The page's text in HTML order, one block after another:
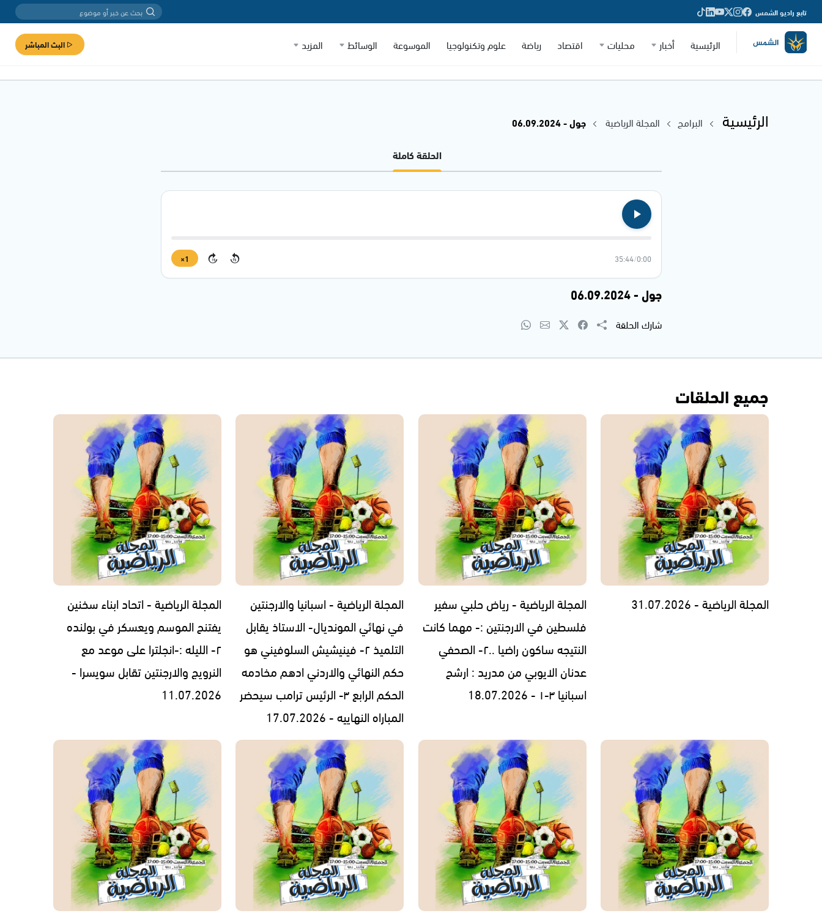
تابع راديو الشمس
الرئيسية أخبار محليات اقتصاد رياضة علوم وتكنولوجيا الموسوعة الوسائط المزيد البث المباشر
الرئيسية البرامج المجلة الرياضية
جول - 06.09.2024
الحلقة كاملة
0:00
/
35:44
15
15
1×
جول - 06.09.2024
شارك الحلقة
جميع الحلقات
المجلة الرياضية - 31.07.2026
المجلة الرياضية - رياض حلبي سفير
فلسطين في الارجنتين :- مهما كانت
النتيجه ساكون راضيا ..٢- الصحفي
عدنان الايوبي من مدريد : ارشح
اسبانيا ٣-١ - 18.07.2026
المجلة الرياضية - اسبانيا والارجنتين
في نهائي المونديال- الاستاذ يقابل
التلميذ ٢- فينيشيش السلوفيني هو
حكم النهائي والاردني ادهم مخادمه
الحكم الرابع ٣- الرئيس ترامب سيحضر
المباراه النهاييه - 17.07.2026
المجلة الرياضية - اتحاد ابناء سخنين
يفتنح الموسم ويعسكر في بولنده
٢- الليله :-انجلترا على موعد مع
النرويج والارجنتين تقابل سويسرا -
11.07.2026